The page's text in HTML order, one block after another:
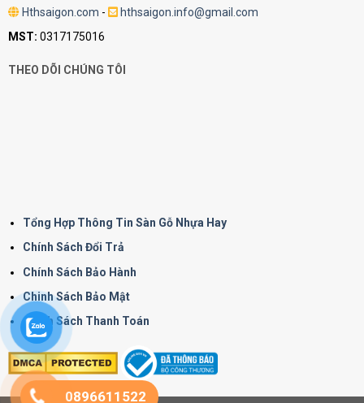
Hthsaigon.com -
hthsaigon.info@gmail.com
MST: 0317175016
THEO DÕI CHÚNG TÔI
Tổng Hợp Thông Tin Sàn Gỗ Nhựa Hay
Chính Sách Đổi Trả
Chính Sách Bảo Hành
Chinh Sách Bảo Mật
Chính Sách Thanh Toán
0896611522